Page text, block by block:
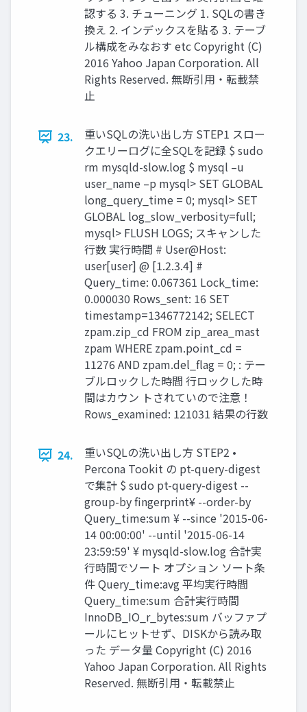
認する 3. チューニング 1. SQLの書き
換え 2. インデックスを貼る 3. テーブ
ル構成をみなおす etc Copyright (C)
2016 Yahoo Japan Corporation. All
Rights Reserved. 無断引用・転載禁
止
23.
重いSQLの洗い出し方 STEP1 スロー
クエリーログに全SQLを記録 $ sudo
rm mysqld-slow.log $ mysql –u
user_name –p mysql> SET GLOBAL
long_query_time = 0; mysql> SET
GLOBAL log_slow_verbosity=full;
mysql> FLUSH LOGS; スキャンした
行数 実行時間 # User@Host:
user[user] @ [1.2.3.4] #
Query_time: 0.067361 Lock_time:
0.000030 Rows_sent: 16 SET
timestamp=1346772142; SELECT
zpam.zip_cd FROM zip_area_mast
zpam WHERE zpam.point_cd =
11276 AND zpam.del_flag = 0; : テー
ブルロックした時間 行ロックした時
間はカウン トされていので注意！
Rows_examined: 121031 結果の行数
24.
重いSQLの洗い出し方 STEP2 •
Percona Tookit の pt-query-digest
で集計 $ sudo pt-query-digest --
group-by fingerprint¥ --order-by
Query_time:sum ¥ --since '2015-06-
14 00:00:00' --until '2015-06-14
23:59:59' ¥ mysqld-slow.log 合計実
行時間でソート オプション ソート条
件 Query_time:avg 平均実行時間
Query_time:sum 合計実行時間
InnoDB_IO_r_bytes:sum バッファプ
ールにヒットせず、DISKから読み取
った データ量 Copyright (C) 2016
Yahoo Japan Corporation. All Rights
Reserved. 無断引用・転載禁止